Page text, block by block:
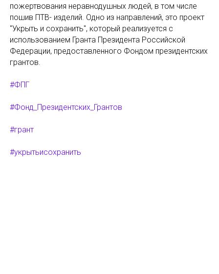
пожертвования неравнодушных людей, в том числе
пошив ПТВ- изделий. Одно из направлений, это проект
"Укрыть и сохранить", который реализуется с
использованием Гранта Президента Российской
Федерации, предоставленного Фондом президентских
грантов.
#ФПГ
#Фонд_Президентских_Грантов
#грант
#укрытьисохранить